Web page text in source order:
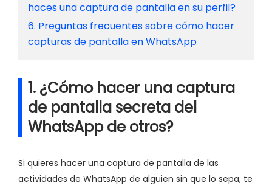
haces una captura de pantalla en su perfil?
6. Preguntas frecuentes sobre cómo hacer
capturas de pantalla en WhatsApp
1. ¿Cómo hacer una captura
de pantalla secreta del
WhatsApp de otros?
Si quieres hacer una captura de pantalla de las
actividades de WhatsApp de alguien sin que lo sepa, te